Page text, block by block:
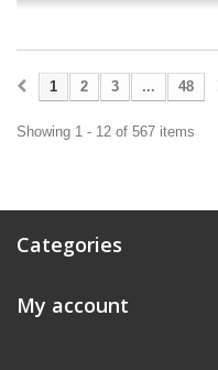
1 2 3 ... 48
Showing 1 - 12 of 567 items
Categories
My account